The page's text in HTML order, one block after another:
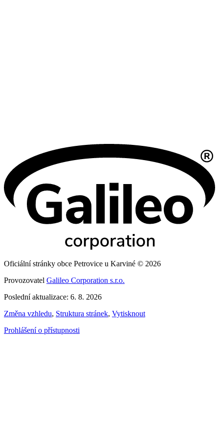
Oficiální stránky obce Petrovice u Karviné © 2026
Provozovatel Galileo Corporation s.r.o.
Poslední aktualizace: 6. 8. 2026
Změna vzhledu, Struktura stránek, Vytisknout
Prohlášení o přístupnosti